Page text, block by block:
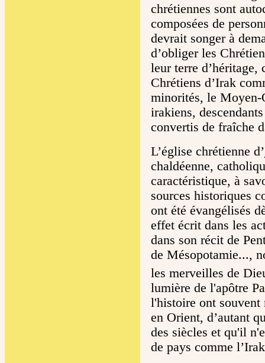
chrétiennes sont
composées de
devrait songer à
d’obliger les
leur terre d’héritage,
Chrétiens d’Irak
minorités, le Moyen-
irakiens,
convertis de fraîche
L’église chrétienne d’
chaldéenne,
caractéristique, à
sources historiques
ont été évangélisés
effet écrit dans les
dans son récit de
de Mésopotamie...,
les merveilles de
lumière de l'apôtre
l'histoire ont souvent
en Orient, d’autant
des siècles et qu'il
de pays comme